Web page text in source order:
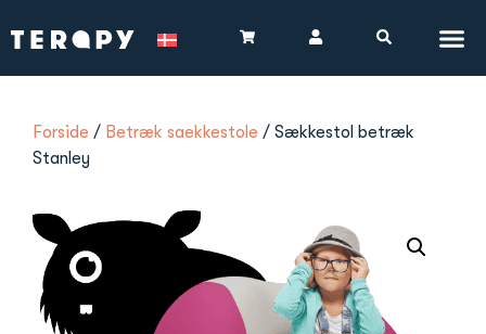
Forside / Betræk saekkestole / Sækkestol betræk
Stanley